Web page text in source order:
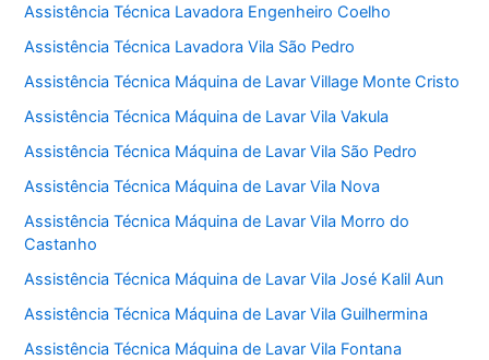
Assistência Técnica Lavadora Engenheiro Coelho
Assistência Técnica Lavadora Vila São Pedro
Assistência Técnica Máquina de Lavar Village Monte Cristo
Assistência Técnica Máquina de Lavar Vila Vakula
Assistência Técnica Máquina de Lavar Vila São Pedro
Assistência Técnica Máquina de Lavar Vila Nova
Assistência Técnica Máquina de Lavar Vila Morro do
Castanho
Assistência Técnica Máquina de Lavar Vila José Kalil Aun
Assistência Técnica Máquina de Lavar Vila Guilhermina
Assistência Técnica Máquina de Lavar Vila Fontana